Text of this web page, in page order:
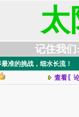
太
记住我们
准的挑战，细水长流！
查看〖